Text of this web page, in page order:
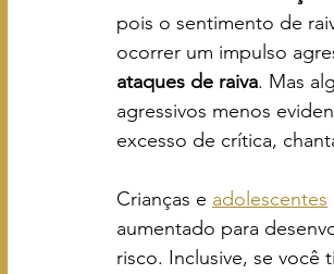
pois o sentimento de
ocorrer um impulso
ataques de raiva. Mas
agressivos menos
excesso de crítica,
Crianças e adolescentes
aumentado para
risco. Inclusive, se você